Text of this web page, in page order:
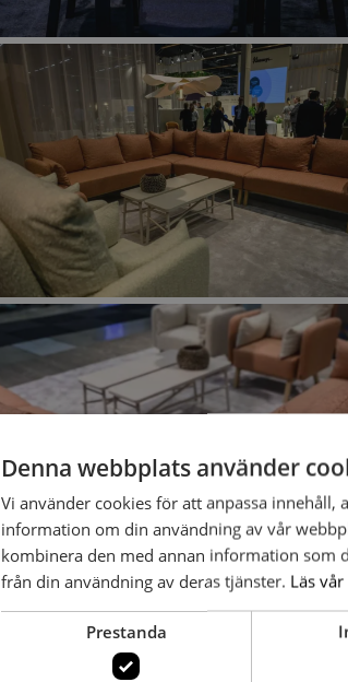
Denna webbplats använder
Vi använder cookies för att anpassa
information om din användning av vår
kombinera den med annan information som
från din användning av deras tjänster. Läs
Prestanda